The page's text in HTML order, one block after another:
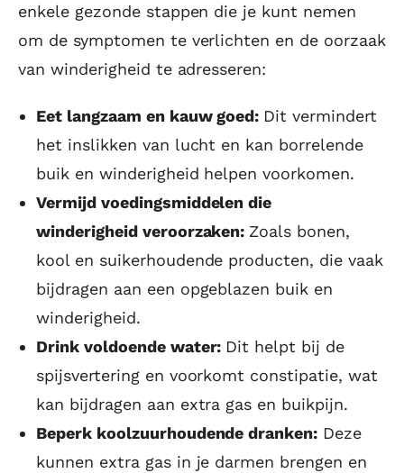
enkele gezonde stappen die je kunt nemen
om de symptomen te verlichten en de oorzaak
van winderigheid te adresseren:
Eet langzaam en kauw goed: Dit vermindert
het inslikken van lucht en kan borrelende
buik en winderigheid helpen voorkomen.
Vermijd voedingsmiddelen die
winderigheid veroorzaken: Zoals bonen,
kool en suikerhoudende producten, die vaak
bijdragen aan een opgeblazen buik en
winderigheid.
Drink voldoende water: Dit helpt bij de
spijsvertering en voorkomt constipatie, wat
kan bijdragen aan extra gas en buikpijn.
Beperk koolzuurhoudende dranken: Deze
kunnen extra gas in je darmen brengen en